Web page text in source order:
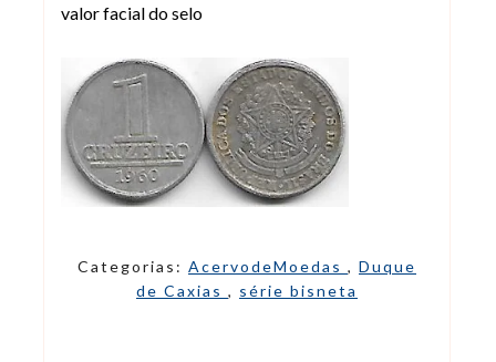
valor facial do selo
Categorias: AcervodeMoedas , Duque
de Caxias , série bisneta